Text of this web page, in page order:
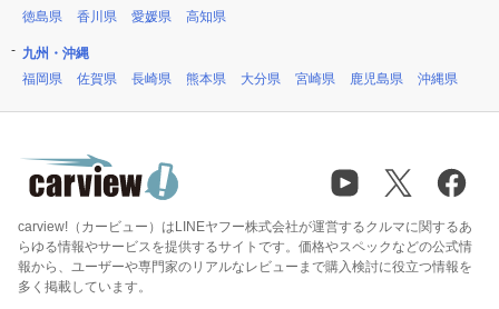
徳島県
香川県 愛媛県 高知県
九州・沖縄
福岡県
佐賀県 長崎県 熊本県 大分県 宮崎県 鹿児島県 沖縄県
carview!（カービュー）はLINEヤフー株式会社が運営するクルマに関するあ
らゆる情報やサービスを提供するサイトです。価格やスペックなどの公式情
報から、ユーザーや専門家のリアルなレビューまで購入検討に役立つ情報を
多く掲載しています。